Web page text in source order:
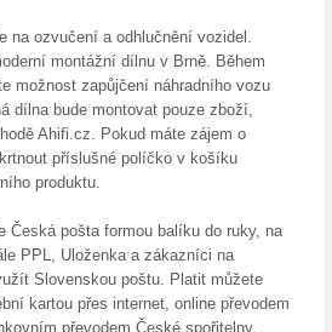
nákupní košík v
nebudete
Ahifi.cz a
nabídky... (15x)